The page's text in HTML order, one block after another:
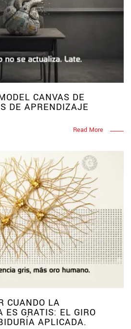
CANVAS DE
DE APRENDIZAJE
Read More
CUANDO LA
ES GRATIS: EL GIRO
APLICADA.